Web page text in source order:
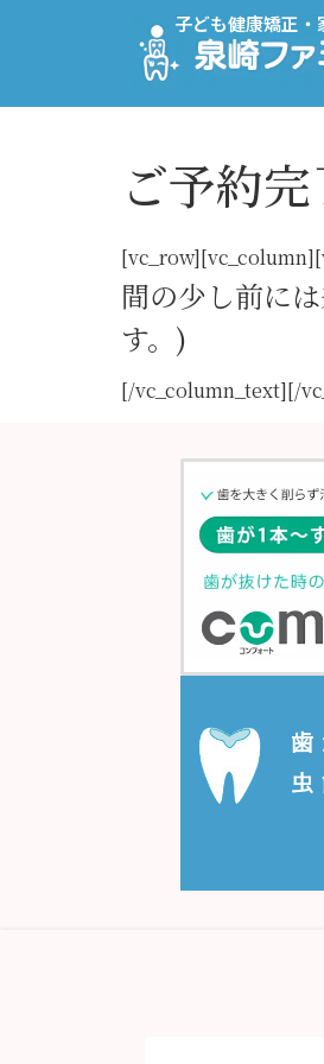
子ども健康矯正・
ご予約
間の少し前に
す。)
[/vc_column_text][/